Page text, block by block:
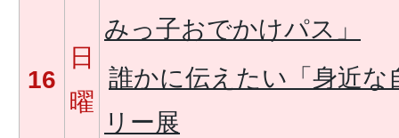
16
日
曜
みっ子おでかけパス」
誰かに伝えたい「身近
リー展